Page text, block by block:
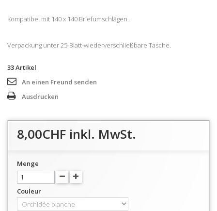
Kompatibel mit 140 x 140 Briefumschlägen.
Verpackung unter 25-Blatt-wiederverschließbare Tasche.
33Artikel
An einen Freund senden
Ausdrucken
8,00CHF inkl. MwSt.
Menge
Couleur